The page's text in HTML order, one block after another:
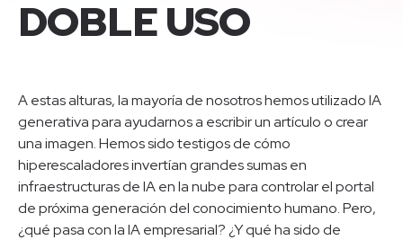
DOBLE USO
A estas alturas, la mayoría de nosotros hemos utilizado IA
generativa para ayudarnos a escribir un artículo o crear
una imagen. Hemos sido testigos de cómo
hiperescaladores invertían grandes sumas en
infraestructuras de IA en la nube para controlar el portal
de próxima generación del conocimiento humano. Pero,
¿qué pasa con la IA empresarial? ¿Y qué ha sido de